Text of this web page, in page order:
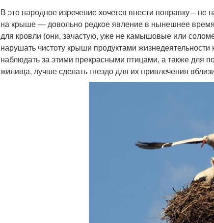
В это народное изречение хочется внести поправку – не
на крыше — довольно редкое явление в нынешнее
для кровли (они, зачастую, уже не камышовые или
нарушать чистоту крыши продуктами
наблюдать за этими прекрасными птицами, а также для
жилища, лучше сделать гнездо для их привлечения